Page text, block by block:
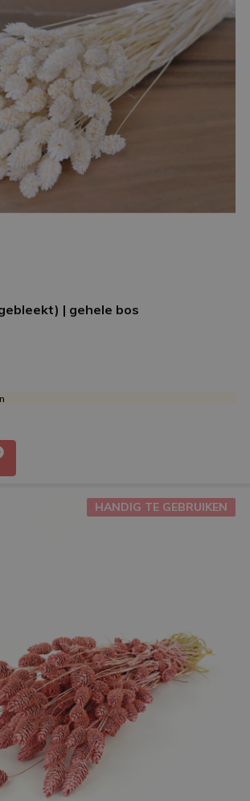
| gehele bos
HANDIG TE GEBRUIKEN